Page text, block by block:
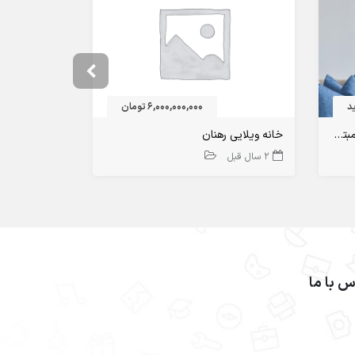
نکات سرمایه گذاری در املاک برای مبتدیان
6,000,000,000 تومان
خانه ویلایی رهنان
2 سال قبل
با ما